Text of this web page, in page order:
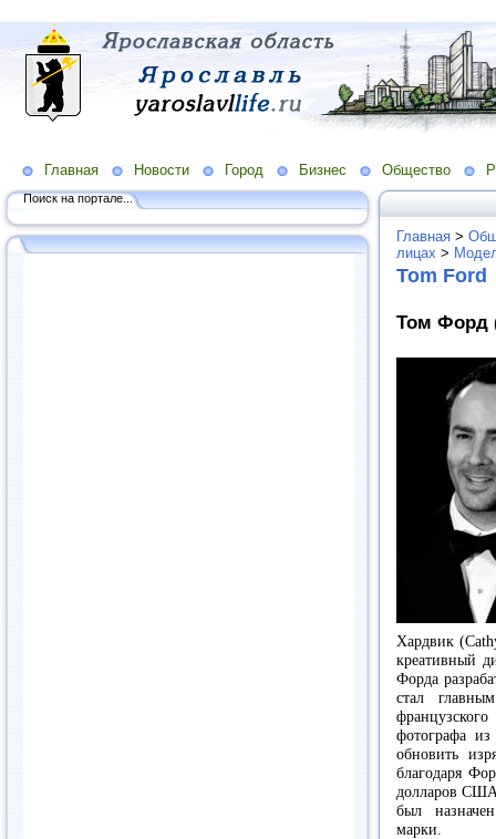
Главная Новости Город Бизнес Общество
Поиск на портале...
Главная >
лицах >
Tom Ford
Том Форд
Хардвик
креативный
Форда
стал
фотографа
обновить
благодаря
долларов
был
марки.